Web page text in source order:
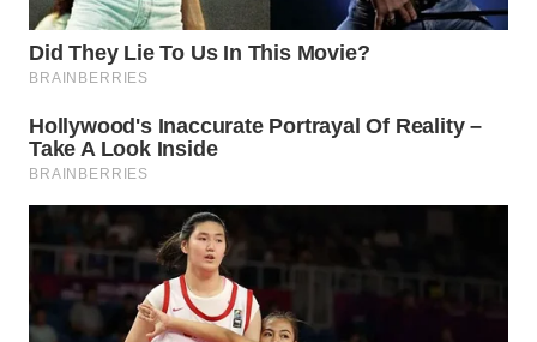
WN
SULSEL
GORONTALO
WN
SULUT
WN